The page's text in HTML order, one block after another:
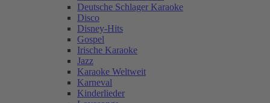
Deutsche Schlager Karaoke
Disco
Disney-Hits
Gospel
Irische Karaoke
Jazz
Karaoke Weltweit
Karneval
Kinderlieder